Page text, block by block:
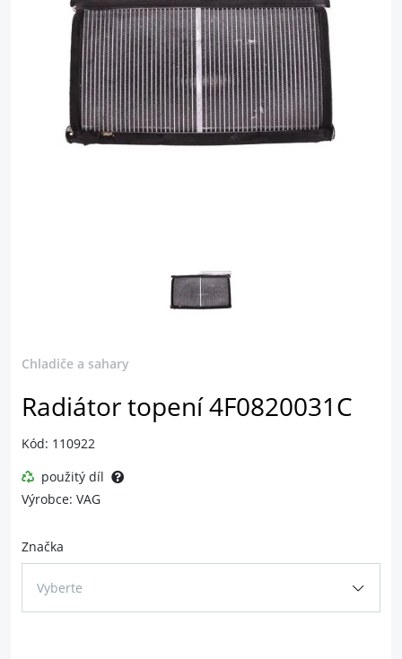
Chladiče a sahary
Radiátor topení 4F0820031C
Kód: 110922
použitý díl
Výrobce: VAG
Značka
Vyberte